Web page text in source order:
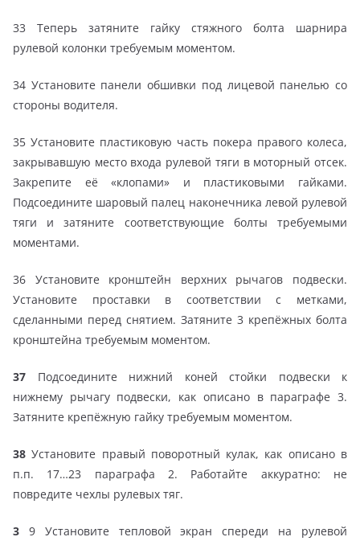
33 Теперь затяните гайку стяжного болта шарнира
рулевой колонки требуемым моментом.
34 Установите панели обшивки под лицевой панелью со
стороны водителя.
35 Установите пластиковую часть покера правого колеса,
закрывавшую место входа рулевой тяги в моторный отсек.
Закрепите её «клопами» и пластиковыми гайками.
Подсоедините шаровый палец наконечника левой рулевой
тяги и затяните соответствующие болты требуемыми
моментами.
36 Установите кронштейн верхних рычагов подвески.
Установите проставки в соответствии с метками,
сделанными перед снятием. Затяните 3 крепёжных болта
кронштейна требуемым моментом.
37 Подсоедините нижний коней стойки подвески к
нижнему рычагу подвески, как описано в параграфе 3.
Затяните крепёжную гайку требуемым моментом.
38Установите правый поворотный кулак, как описано в
п.п. 17…23 параграфа 2. Работайте аккуратно: не
повредите чехлы рулевых тяг.
3 9 Установите тепловой экран спереди на рулевой